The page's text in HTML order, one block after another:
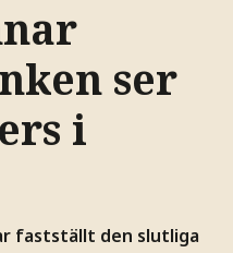
ser
i
fastställt den slutliga